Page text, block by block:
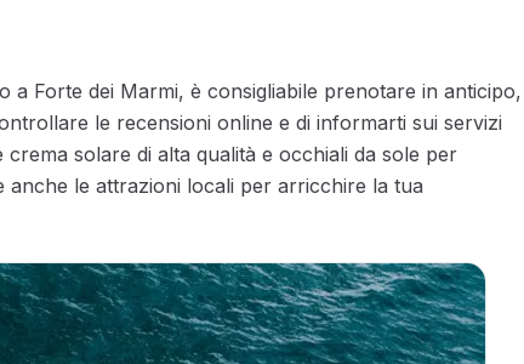
a Forte dei Marmi, è consigliabile prenotare in anticipo,
le recensioni online e di informarti sui servizi
solare di alta qualità e occhiali da sole per
le attrazioni locali per arricchire la tua